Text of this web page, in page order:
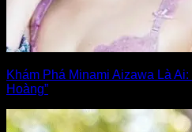
Khám Phá Minami Aizawa Là
Hoàng”